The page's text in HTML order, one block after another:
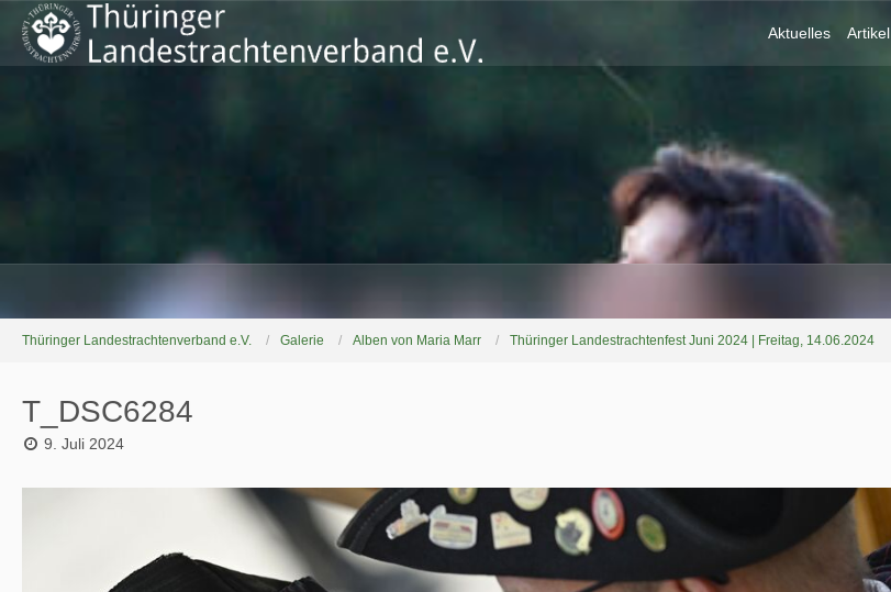
Aktuelles Artikel
Thüringer Landestrachtenverband e.V. Galerie Alben von Maria Marr Thüringer Landestrachtenfest Juni 2024 | Freitag, 14.06.2024
T_DSC6284
9. Juli 2024